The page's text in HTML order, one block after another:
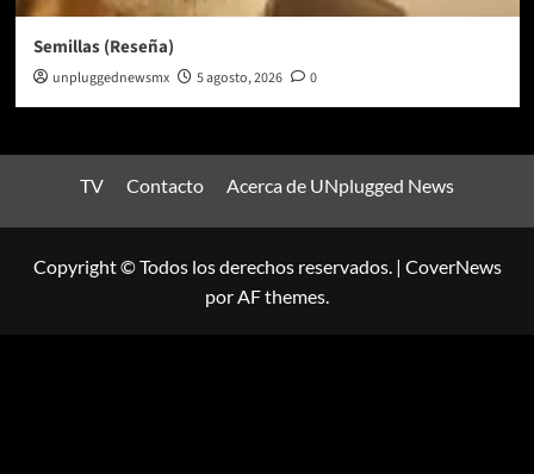
Semillas (Reseña)
unpluggednewsmx 5 agosto, 2026 0
TV Contacto Acerca de UNplugged News
Copyright © Todos los derechos reservados. | CoverNews
por AF themes.